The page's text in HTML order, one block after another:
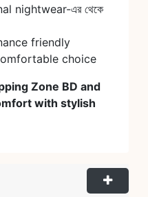
nightwear-এর থেকে
friendly
choice
Zone BD and
with stylish